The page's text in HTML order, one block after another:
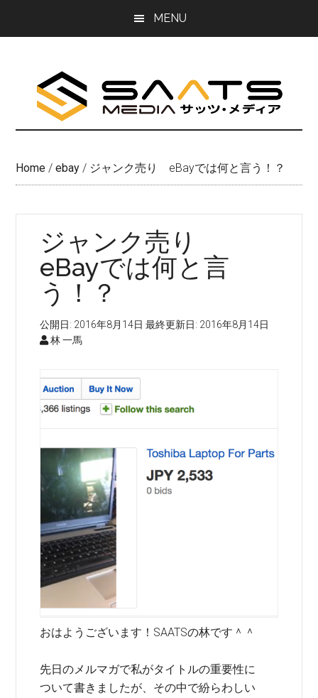
MENU
Home / ebay / ジャンク売り eBayでは何と言う！？
ジャンク売り
eBayでは何と言
う！？
公開日: 2016年8月14日 最終更新日: 2016年8月14日
林 一馬
おはようございます！SAATSの林です＾＾
先日のメルマガで私がタイトルの重要性に
ついて書きましたが、その中で紛らわしい